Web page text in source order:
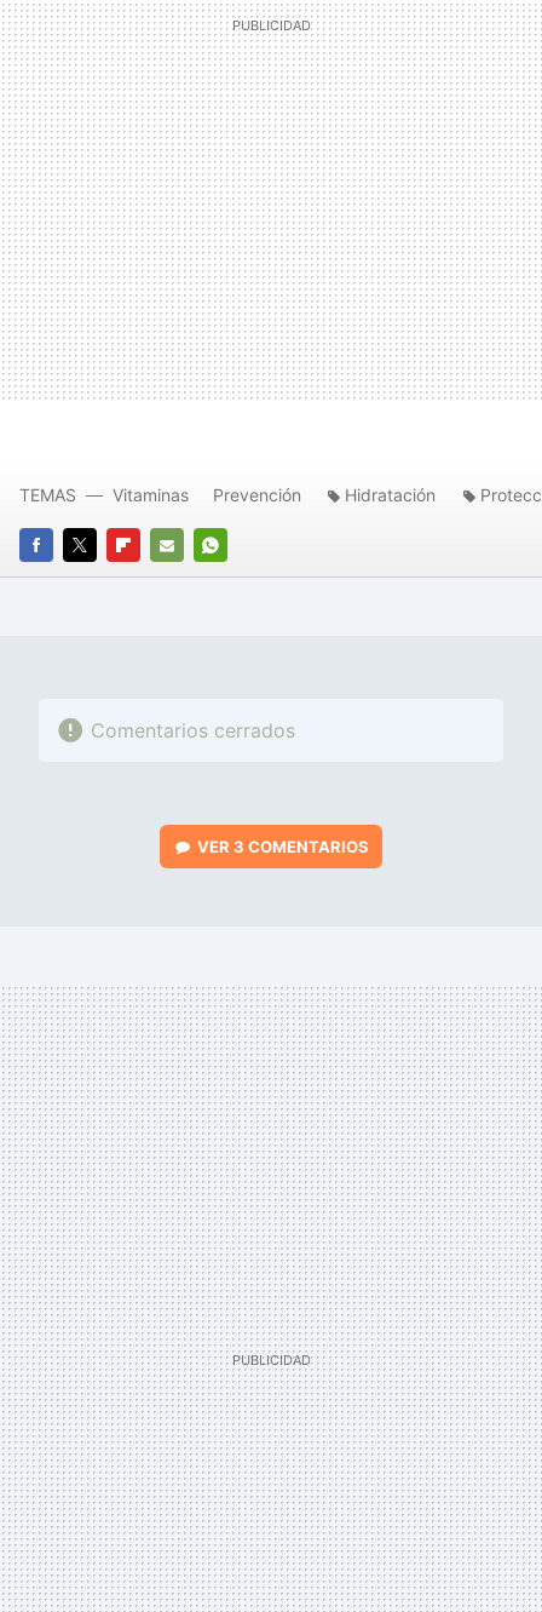
FACEBOOK
TWITTERFLIPBOARD
E-
WHATSAPP
TEMAS Vitaminas Prevención Hidratación
Comentarios cerrados
VER 3 COMENTARIOS